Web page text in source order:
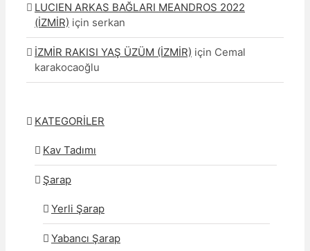
LUCIEN ARKAS BAĞLARI MEANDROS 2022
(İZMİR) için serkan
İZMİR RAKISI YAŞ ÜZÜM (İZMİR) için Cemal
karakocaoğlu
KATEGORİLER
Kav Tadımı
Şarap
Yerli Şarap
Yabancı Şarap